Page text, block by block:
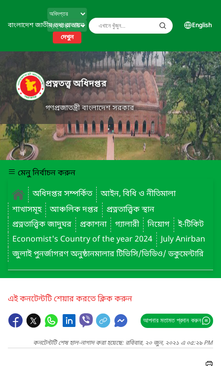
বাংলাদেশ জাতীয় তথ্য বাতায়ন
দেখুন
English
প্রত্নতত্ত্ব অধিদপ্তর
গণপ্রজাতন্ত্রী বাংলাদেশ সরকার
মেনু নির্বাচন করুন
অধিদপ্তর সম্পর্কিত
আইন, বিধি ও নীতিমালা
শাখাসমূহ
আঞ্চলিক দপ্তর
প্রত্নতাত্ত্বিক স্থান
প্রত্নতাত্ত্বিক জাদুঘর
প্রকাশনা গ্যালারী নিয়োগ
ই-টিকিট
Economist's Country of the year 2024
July Anirban
জুলাই পুনর্জাগরণ অনুষ্ঠানমালার টিভিসি/ভিডিও/ ডকুমেন্টারি
এই কনটেন্টটি শেয়ার করতে ক্লিক করুন
আপনার মতামত প্রদান করুন
কনটেন্টটি শেষ হাল-নাগাদ করা হয়েছে: রবিবার, ২০ জুন, ২০২১ এ ০৫:২৯ PM